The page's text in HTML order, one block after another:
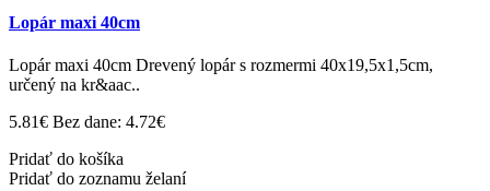
Lopár maxi 40cm
Lopár maxi 40cm Drevený lopár s rozmermi 40x19,5x1,5cm,
určený na kr&aac..
5.81€ Bez dane: 4.72€
Pridať do košíka
Pridať do zoznamu želaní